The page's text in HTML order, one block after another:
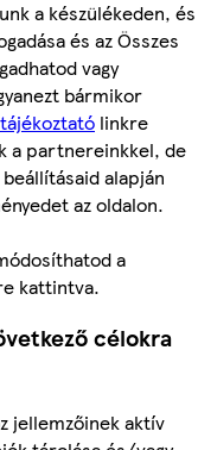
a készülékeden, és
és az Összes
vagy
bármikor
linkre
a partnereinkkel, de
alapján
az oldalon.
a
kattintva.
célokra
jellemzőinek aktív